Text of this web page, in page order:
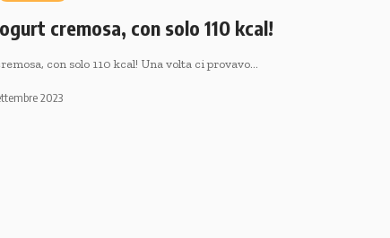
cremosa, con solo 110 kcal!
con solo 110 kcal! Una volta ci provavo…
2023